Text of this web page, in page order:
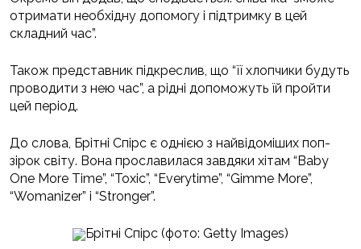
отримати необхідну допомогу і підтримку в цей
складний час”.
Також представник підкреслив, що “її хлопчики будуть
проводити з нею час”, а рідні допоможуть їй пройти
цей період.
До слова, Брітні Спірс є однією з найвідоміших поп-
зірок світу. Вона прославилася завдяки хітам “Baby
One More Time”, “Toxic”, “Everytime”, “Gimme More”,
“Womanizer” і “Stronger”.
Брітні Спірс (фото: Getty Images)